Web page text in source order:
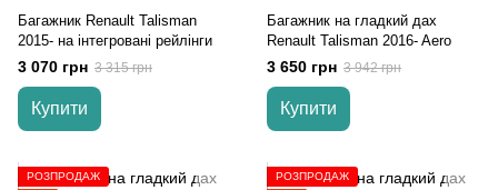
Багажник Renault Talisman
2015- на інтегровані рейлінги
3 070 грн 3 315 грн
Купити
Багажник на гладкий дах
Renault Talisman 2016- Aero
3 650 грн 3 942 грн
Купити
РОЗПРОДАЖ
РОЗПРОДАЖ